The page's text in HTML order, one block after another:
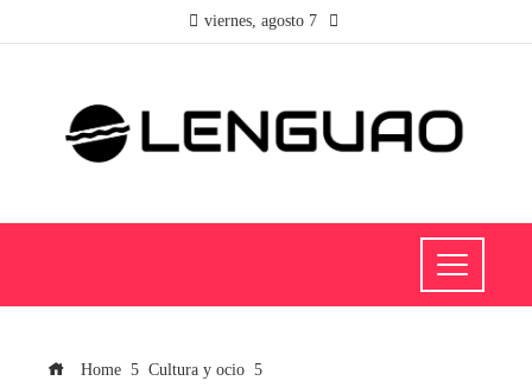
viernes, agosto 7
Home
Cultura y ocio